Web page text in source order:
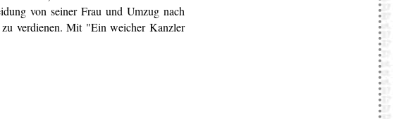
von seiner Frau und Umzug nach
verdienen. Mit "Ein weicher Kanzler